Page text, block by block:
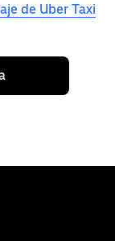
de Uber Taxi